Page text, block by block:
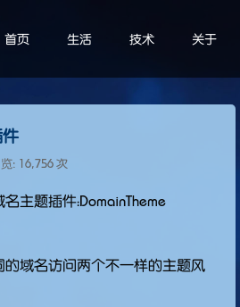
首页 生活 技术 关于
件
: 16,756 次
主题插件：DomainTheme
的域名访问两个不一样的主题风